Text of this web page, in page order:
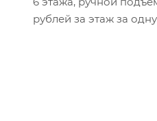
рублей за этаж за